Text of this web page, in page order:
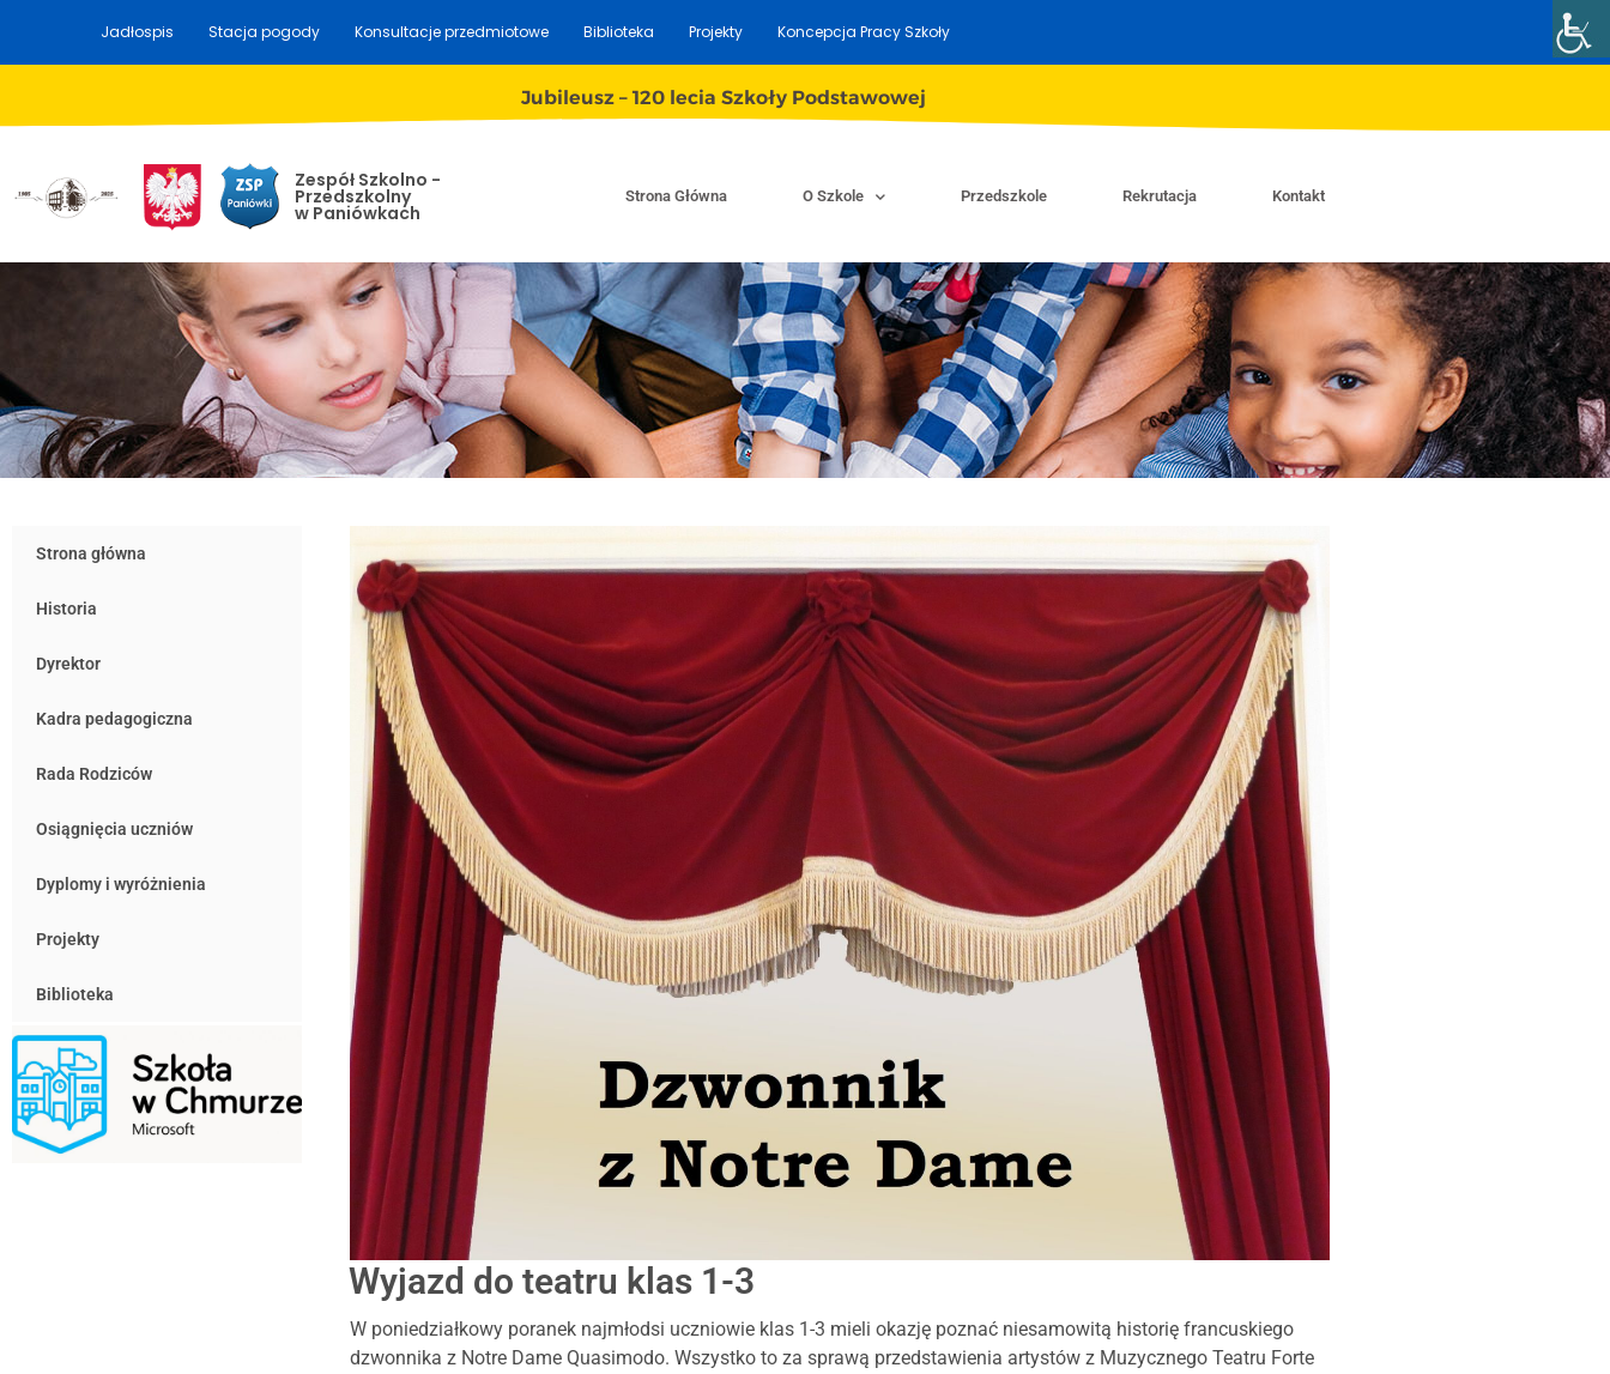
Jadłospis Stacja pogody Konsultacje przedmiotowe Biblioteka Projekty Koncepcja Pracy Szkoły
Jubileusz – 120 lecia Szkoły Podstawowej
Zespół Szkolno -
Przedszkolny
w Paniówkach
Strona Główna O Szkole Przedszkole Rekrutacja Kontakt
Strona główna
Historia
Dyrektor
Kadra pedagogiczna
Rada Rodziców
Osiągnięcia uczniów
Dyplomy i wyróżnienia
Projekty
Biblioteka
Wyjazd do teatru klas 1-3
W poniedziałkowy poranek najmłodsi uczniowie klas 1-3 mieli okazję poznać niesamowitą historię francuskiego
dzwonnika z Notre Dame Quasimodo. Wszystko to za sprawą przedstawienia artystów z Muzycznego Teatru Forte